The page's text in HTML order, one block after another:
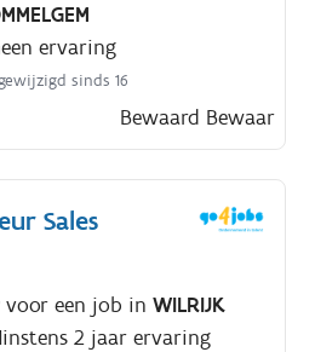
ervaring
sinds 16
Bewaard Bewaar
Sales
voor een job in WILRIJK
2 jaar ervaring